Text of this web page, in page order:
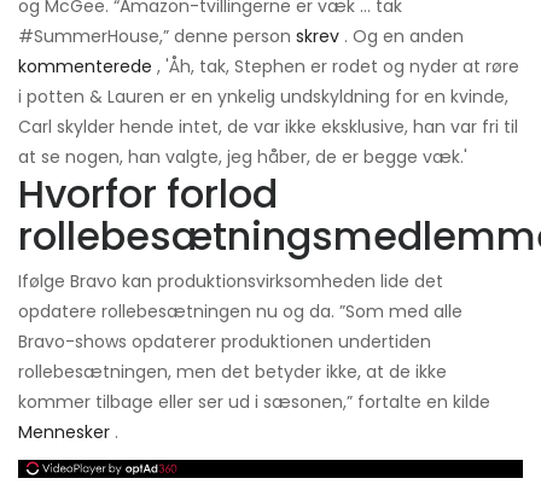
og McGee. “Amazon-tvillingerne er væk ... tak
#SummerHouse,” denne person skrev . Og en anden
kommenterede , 'Åh, tak, Stephen er rodet og nyder at røre
i potten & Lauren er en ynkelig undskyldning for en kvinde,
Carl skylder hende intet, de var ikke eksklusive, han var fri til
at se nogen, han valgte, jeg håber, de er begge væk.'
Hvorfor forlod
Ifølge Bravo kan produktionsvirksomheden lide det
opdatere rollebesætningen nu og da. ”Som med alle
Bravo-shows opdaterer produktionen undertiden
rollebesætningen, men det betyder ikke, at de ikke
kommer tilbage eller ser ud i sæsonen,” fortalte en kilde
Mennesker .